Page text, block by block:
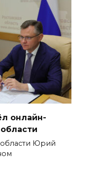
онлайн-
области Юрий